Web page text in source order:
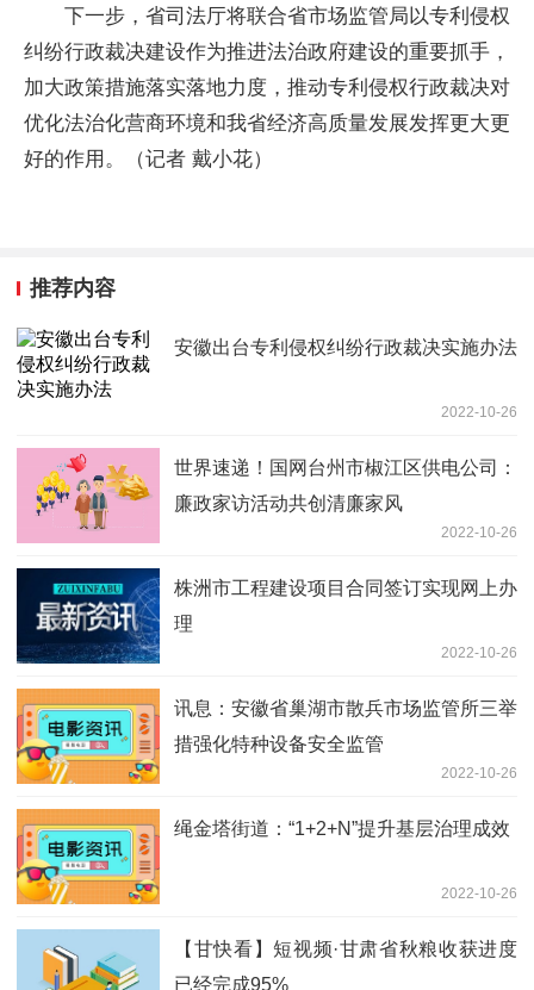
下一步，省司法厅将联合省市场监管局以专利侵权
纠纷行政裁决建设作为推进法治政府建设的重要抓手，
加大政策措施落实落地力度，推动专利侵权行政裁决对
优化法治化营商环境和我省经济高质量发展发挥更大更
好的作用。（记者 戴小花）
推荐内容
安徽出台专利侵权纠纷行政裁决实施办法
2022-10-26
世界速递！国网台州市椒江区供电公司：
廉政家访活动共创清廉家风
2022-10-26
株洲市工程建设项目合同签订实现网上办
理
2022-10-26
讯息：安徽省巢湖市散兵市场监管所三举
措强化特种设备安全监管
2022-10-26
绳金塔街道：“1+2+N”提升基层治理成效
2022-10-26
【甘快看】短视频·甘肃省秋粮收获进度
已经完成95%